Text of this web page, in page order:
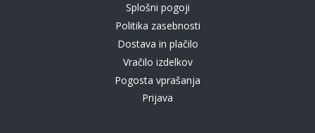
Splošni pogoji
Politika zasebnosti
Dostava in plačilo
Vračilo izdelkov
Pogosta vprašanja
Prijava